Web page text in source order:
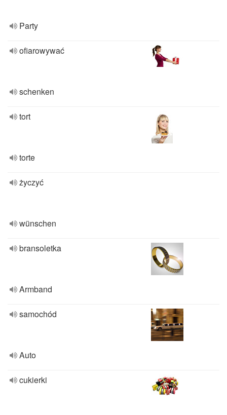
Party
ofiarowywać
schenken
tort
torte
życzyć
wünschen
bransoletka
Armband
samochód
Auto
cukierki